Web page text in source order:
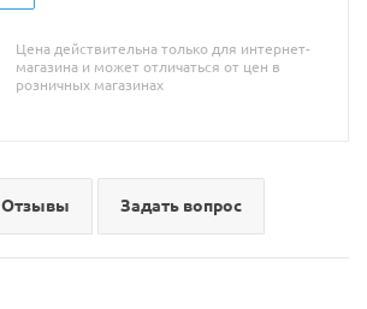
Цена действительна только для интернет-
магазина и может отличаться от цен в
розничных магазинах
Отзывы Задать вопрос